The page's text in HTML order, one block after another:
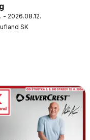
- 2026.08.12.
SK